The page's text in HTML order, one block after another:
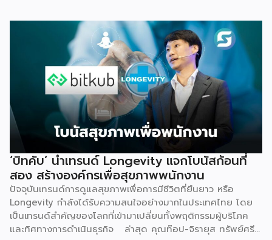
ธุรกิจใหม่ พร้อมทีมช่างที่คอยดูแลตรวจเช็กเครื่องมืออย่าง
สม่ำเสมอ ให้มั่นใจได้ว่าอุปกรณ์ทำงานอย่างมีประสิทธิภาพตลอด
อายุการใช้งาน เหมาะสำหรับคลินิกที่ต้องการสร้างรายได้เพิ่ม โดย
ไม่ต้องใช้เงินก้อนใหญ่ตั้งแต่วันแรก จุดเริ่มต้น มองเห็นกับดักที่
ทำให้อุตสาหกรรมสุขภาพ-ความงามไปไม่ถึงเป้าหมาย Givora
ไม่ได้เริ่มต้นจากการขายเครื่องมือเพียงอย่างเดียว แต่เกิดจากการ
มองเห็นว่าผู้ประกอบการจำนวนมากที่ตั้งใจอยากขยายธุรกิจสู่
Wellness กลับติดกับดักซ้ำ ๆ 3 เรื่องหลัก จนไปไม่ถึงเป้าหมาย
ที่วางไว้ ได้แก่ การไม่มีความรู้และขาดความเชี่ยวชาญเฉพาะด้าน
การไม่มีฐานลูกค้าเพราะการตลาดไม่ตรงกลุ่ม และการเริ่มต้นผิด
จุดทั้งเรื่องเครื่องมือ ระบบ และราคา Givora จึงออกแบบ
โซลูชันให้ครอบคลุมทั้งสามปัญหานี้ในคราวเดียวกัน แทนที่จะให้
คลินิกต้องแก้ปัญหาทีละเรื่องด้วยตัวเอง ด้านความรู้และความ
เชี่ยวชาญ — Givora มีทีมฝึกอบรมบุคลากรให้ได้มาตรฐาน
เดียวกัน พร้อมควบคุมคุณภาพและมาตรฐานการบริการตลอด
กระบวนการ เพื่อให้คลินิกพันธมิตรมั่นใจได้ว่าบุคลากรพร้อมให้
บริการอย่างถูกต้องตั้งแต่วันแรก ด้านฐานลูกค้าและการตลาด
‘บิทคับ’ นำเทรนด์ Longevity แจกโบนัสก้อนที่
สอง สร้างองค์กรเพื่อสุขภาพพนักงาน
ปัจจุบันเทรนด์การดูแลสุขภาพเพื่อการมีชีวิตที่ยืนยาว หรือ
Longevity กำลังได้รับความสนใจอย่างมากในประเทศไทย โดย
เป็นเทรนด์สำคัญของโลกที่เข้ามาเปลี่ยนทั้งพฤติกรรมผู้บริโภค
และทิศทางการดำเนินธุรกิจ ล่าสุด คุณท๊อป-จิรายุส ทรัพย์ศรี